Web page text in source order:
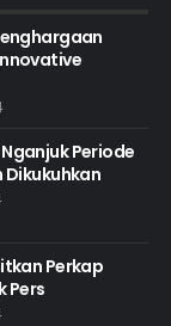
Periode
Dikukuhkan
Perkap
Pers